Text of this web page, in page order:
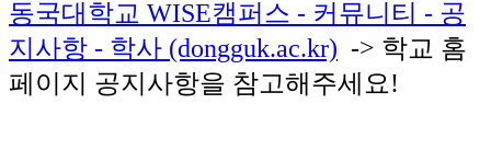
동국대학교 WISE캠퍼스 - 커뮤니티 - 공
지사항 - 학사 (dongguk.ac.kr) -> 학교 홈
페이지 공지사항을 참고해주세요!